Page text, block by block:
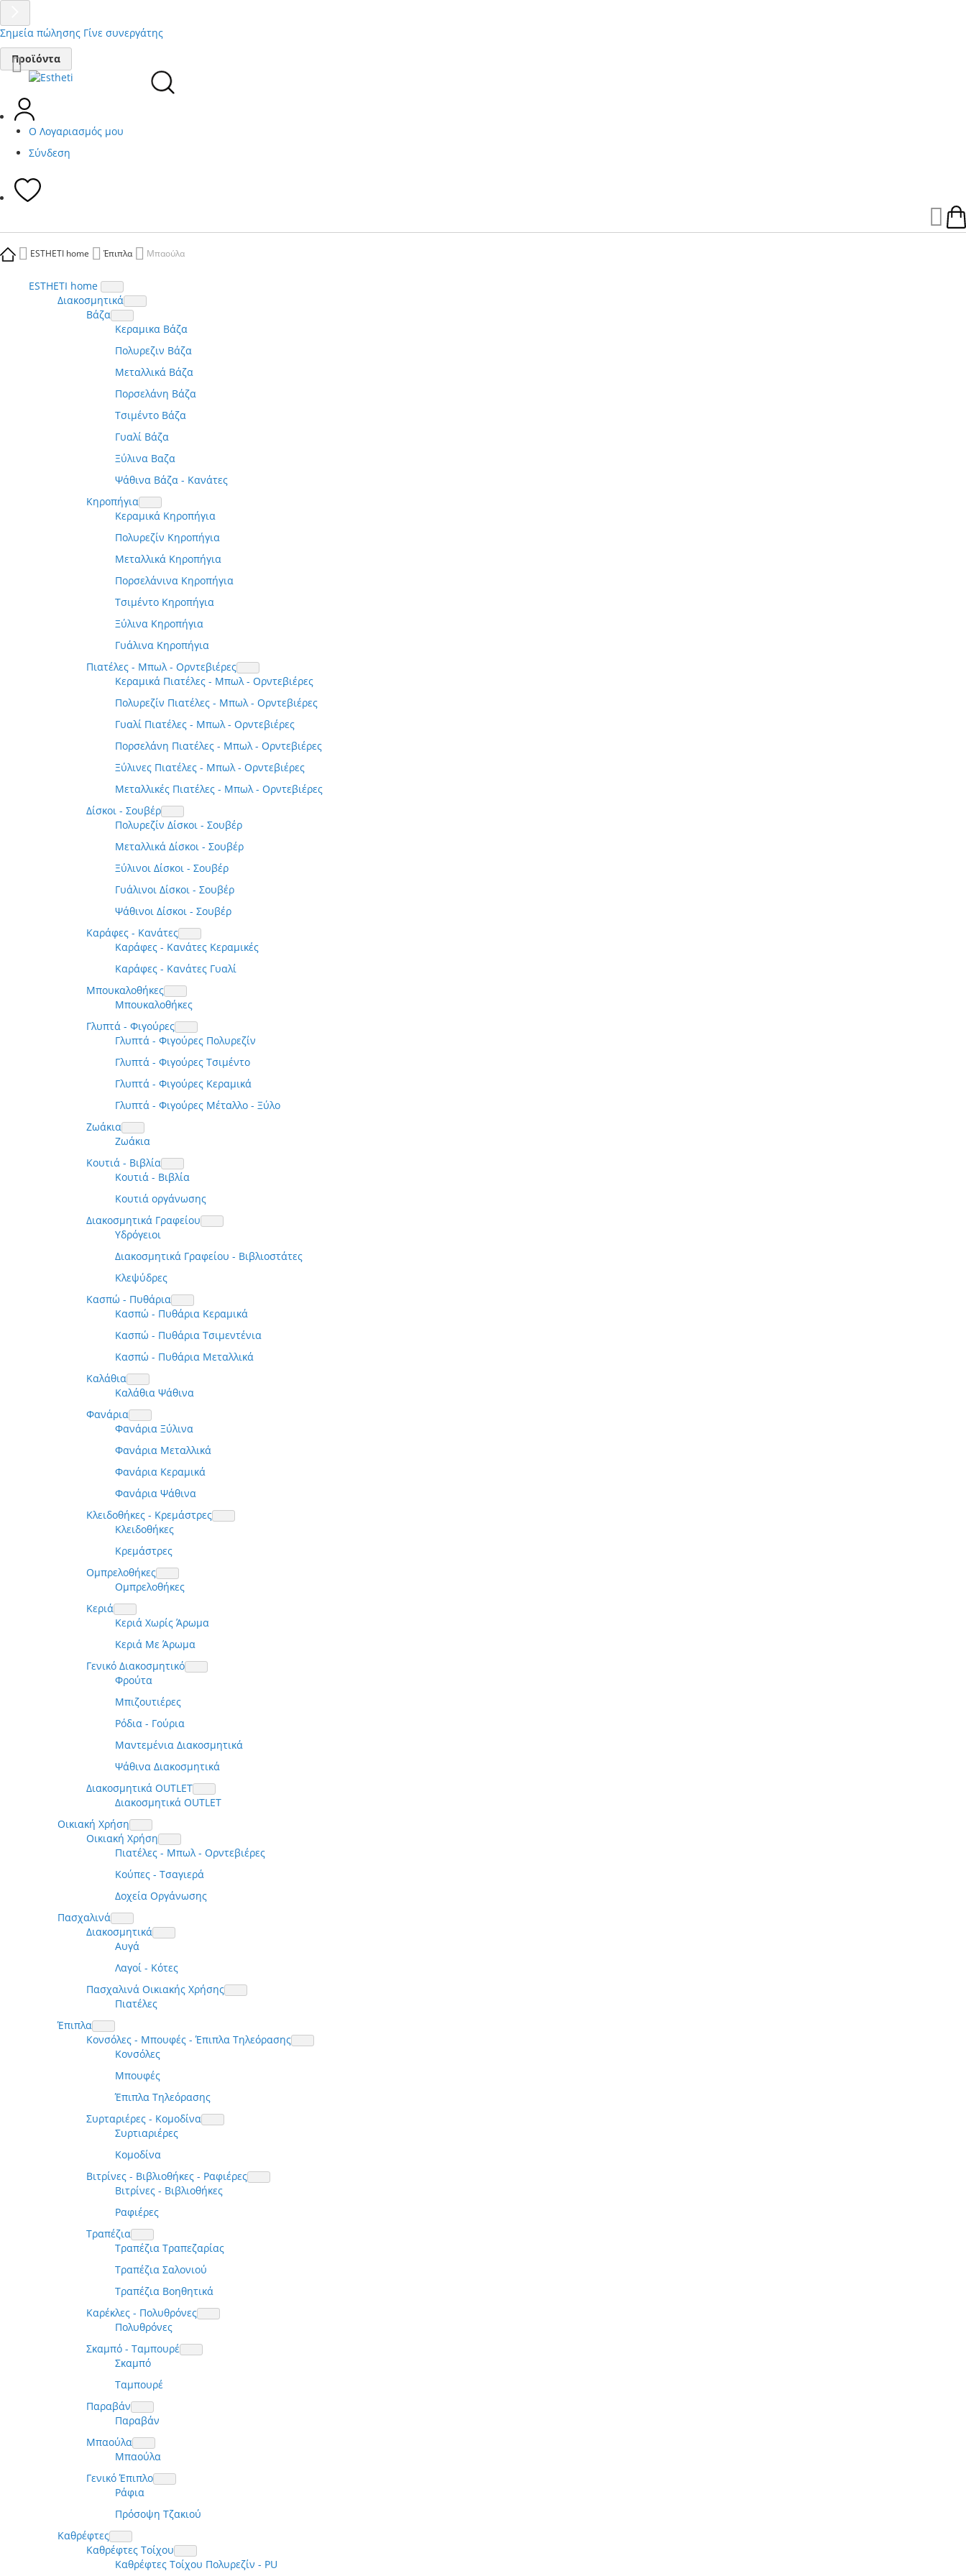
Σημεία πώλησης Γίνε συνεργάτης
Μετάβαση
στο
περιεχόμενο
Προϊόντα
Ο Λογαριασμός μου
Σύνδεση
ESTHETI home Έπιπλα Μπαούλα
ESTHETI home
Διακοσμητικά
Βάζα
Κεραμικα Βάζα
Πολυρεζιν Βάζα
Μεταλλικά Βάζα
Πορσελάνη Βάζα
Τσιμέντο Βάζα
Γυαλί Βάζα
Ξύλινα Βαζα
Ψάθινα Βάζα - Κανάτες
Κηροπήγια
Κεραμικά Κηροπήγια
Πολυρεζίν Κηροπήγια
Μεταλλικά Κηροπήγια
Πορσελάνινα Κηροπήγια
Τσιμέντο Κηροπήγια
Ξύλινα Κηροπήγια
Γυάλινα Κηροπήγια
Πιατέλες - Μπωλ - Ορντεβιέρες
Κεραμικά Πιατέλες - Μπωλ - Ορντεβιέρες
Πολυρεζίν Πιατέλες - Μπωλ - Ορντεβιέρες
Γυαλί Πιατέλες - Μπωλ - Ορντεβιέρες
Πορσελάνη Πιατέλες - Μπωλ - Ορντεβιέρες
Ξύλινες Πιατέλες - Μπωλ - Ορντεβιέρες
Μεταλλικές Πιατέλες - Μπωλ - Ορντεβιέρες
Δίσκοι - Σουβέρ
Πολυρεζίν Δίσκοι - Σουβέρ
Μεταλλικά Δίσκοι - Σουβέρ
Ξύλινοι Δίσκοι - Σουβέρ
Γυάλινοι Δίσκοι - Σουβέρ
Ψάθινοι Δίσκοι - Σουβέρ
Καράφες - Κανάτες
Καράφες - Κανάτες Κεραμικές
Καράφες - Κανάτες Γυαλί
Μπουκαλοθήκες
Μπουκαλοθήκες
Γλυπτά - Φιγούρες
Γλυπτά - Φιγούρες Πολυρεζίν
Γλυπτά - Φιγούρες Τσιμέντο
Γλυπτά - Φιγούρες Κεραμικά
Γλυπτά - Φιγούρες Μέταλλο - Ξύλο
Ζωάκια
Ζωάκια
Κουτιά - Βιβλία
Κουτιά - Βιβλία
Κουτιά οργάνωσης
Διακοσμητικά Γραφείου
Υδρόγειοι
Διακοσμητικά Γραφείου - Βιβλιοστάτες
Κλεψύδρες
Κασπώ - Πυθάρια
Κασπώ - Πυθάρια Κεραμικά
Κασπώ - Πυθάρια Τσιμεντένια
Κασπώ - Πυθάρια Μεταλλικά
Καλάθια
Καλάθια Ψάθινα
Φανάρια
Φανάρια Ξύλινα
Φανάρια Μεταλλικά
Φανάρια Κεραμικά
Φανάρια Ψάθινα
Κλειδοθήκες - Κρεμάστρες
Κλειδοθήκες
Κρεμάστρες
Ομπρελοθήκες
Ομπρελοθήκες
Κεριά
Κεριά Χωρίς Άρωμα
Κεριά Με Άρωμα
Γενικό Διακοσμητικό
Φρούτα
Μπιζουτιέρες
Ρόδια - Γούρια
Μαντεμένια Διακοσμητικά
Ψάθινα Διακοσμητικά
Διακοσμητικά OUTLET
Διακοσμητικά OUTLET
Οικιακή Χρήση
Οικιακή Χρήση
Πιατέλες - Μπωλ - Ορντεβιέρες
Κούπες - Τσαγιερά
Δοχεία Οργάνωσης
Πασχαλινά
Διακοσμητικά
Αυγά
Λαγοί - Κότες
Πασχαλινά Οικιακής Χρήσης
Πιατέλες
Έπιπλα
Κονσόλες - Μπουφές - Έπιπλα Τηλεόρασης
Κονσόλες
Μπουφές
Έπιπλα Τηλεόρασης
Συρταριέρες - Κομοδίνα
Συρτιαριέρες
Κομοδίνα
Βιτρίνες - Βιβλιοθήκες - Ραφιέρες
Βιτρίνες - Βιβλιοθήκες
Ραφιέρες
Τραπέζια
Τραπέζια Τραπεζαρίας
Τραπέζια Σαλονιού
Τραπέζια Βοηθητικά
Καρέκλες - Πολυθρόνες
Πολυθρόνες
Σκαμπό - Ταμπουρέ
Σκαμπό
Ταμπουρέ
Παραβάν
Παραβάν
Μπαούλα
Μπαούλα
Γενικό Έπιπλο
Ράφια
Πρόσοψη Τζακιού
Καθρέφτες
Καθρέφτες Τοίχου
Καθρέφτες Τοίχου Πολυρεζίν - PU